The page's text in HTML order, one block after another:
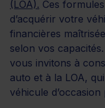
(LOA). Ces
d’acquérir votre
financières
selon vos
vous invitons à
auto et à la LOA,
véhicule